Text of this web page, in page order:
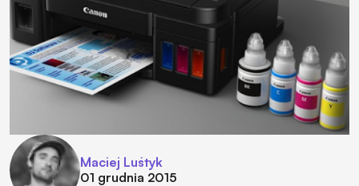
Maciej Luśtyk
01 grudnia 2015